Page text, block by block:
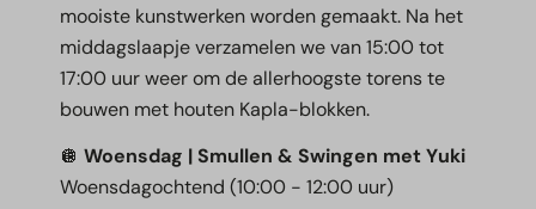
mooiste kunstwerken worden gemaakt. Na het
middagslaapje verzamelen we van 15:00 tot
17:00 uur weer om de allerhoogste torens te
bouwen met houten Kapla-blokken.
🪩Woensdag | Smullen & Swingen met Yuki
Woensdagochtend (10:00 - 12:00 uur)